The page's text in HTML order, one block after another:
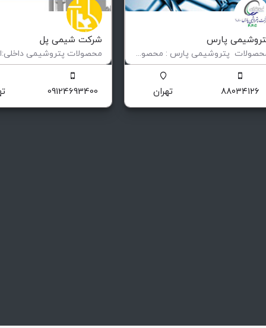
پارس
محصولات پتروشیمی پارس : محصولات واحد استحصال اتان اتان بوتان پروپان گسولین اتیل…
توسعه صنایع پتروشیمی و تولید سوخت پاک
۸۸۰۳۴۱۲۶ تهران
شرکت شیمی پل
تامین کننده مواد اولیه
09124693400